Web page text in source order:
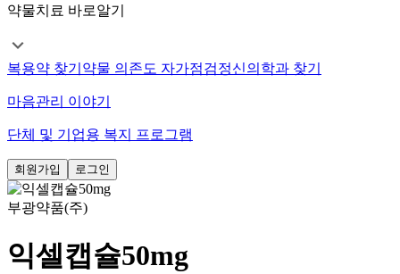
약물치료 바로알기
복용약 찾기 약물 의존도 자가점검정신의학과 찾기
마음관리 이야기
단체 및 기업용 복지 프로그램
회원가입 로그인
부광약품(주)
익셀캡슐50mg